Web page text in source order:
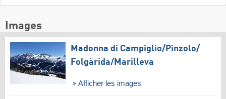
Images
Madonna di Campiglio/​Pinzolo/​
Folgàrida/​Marilleva
Afficher les images